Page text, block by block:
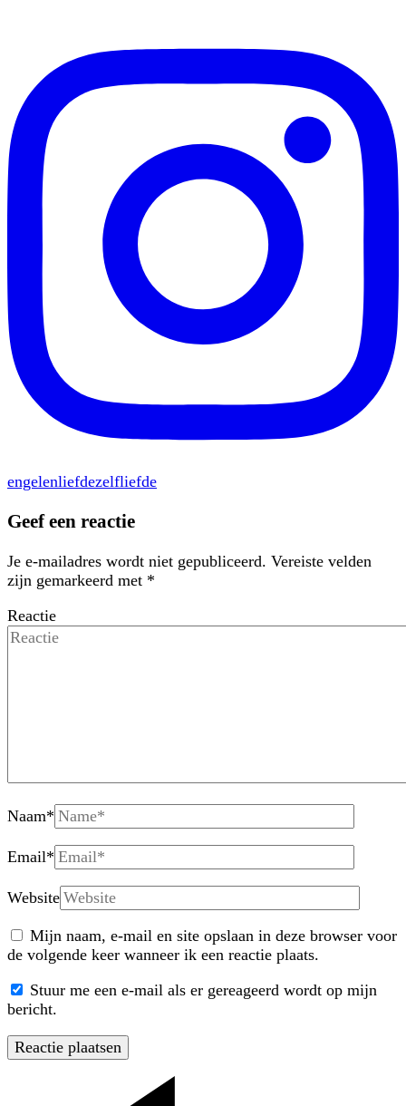
engelenliefdezelfliefde
Geef een reactie
Je e-mailadres wordt niet gepubliceerd. Vereiste velden
zijn gemarkeerd met *
Reactie
Naam*
Email*
Website
Mijn naam, e-mail en site opslaan in deze browser voor
de volgende keer wanneer ik een reactie plaats.
Stuur me een e-mail als er gereageerd wordt op mijn
bericht.